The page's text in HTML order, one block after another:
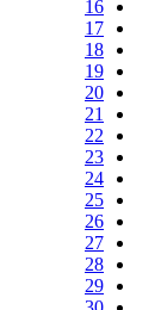
16
17
18
19
20
21
22
23
24
25
26
27
28
29